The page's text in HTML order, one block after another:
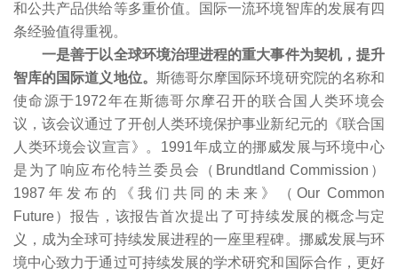
和公共产品供给等多重价值。国际一流环境智库的发展有四
条经验值得重视。
一是善于以全球环境治理进程的重大事件为契机，提升
智库的国际道义地位。 斯德哥尔摩国际环境研究院的名称和
使命源于1972年在斯德哥尔摩召开的联合国人类环境会
议，该会议通过了开创人类环境保护事业新纪元的《联合国
人类环境会议宣言》。1991年成立的挪威发展与环境中心
是为了响应布伦特兰委员会（Brundtland Commission）
1987年发布的《我们共同的未来》（Our Common
Future）报告，该报告首次提出了可持续发展的概念与定
义，成为全球可持续发展进程的一座里程碑。挪威发展与环
境中心致力于通过可持续发展的学术研究和国际合作，更好